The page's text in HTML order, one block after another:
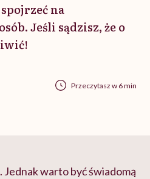
na
Jeśli sądzisz, że o
Przeczytasz w 6 min
warto być świadomą